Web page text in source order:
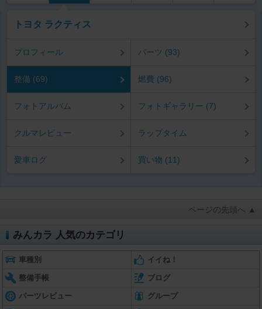
トヨタ ラクティス
プロフィール パーツ (93)
整備 (69) 燃費 (96)
フォトアルバム フォトギャラリー (7)
クルマレビュー ラップタイム
愛車ログ 買い物 (11)
ページの先頭へ ▲
みんカラ 人気のカテゴリ
車種別 イイね！
整備手帳 ブログ
パーツレビュー グループ